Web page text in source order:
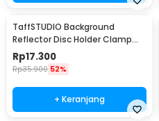
TaffSTUDIO Background
Reflector Disc Holder Clamp
Klip Reflektor - QM3622
Rp17.300
Rp35.900 52%
+ Keranjang